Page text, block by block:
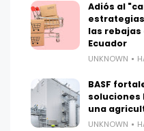
Adiós al
las rebajas
Ecuador
UNKNOWN
BASF
soluciones
una
UNKNOWN